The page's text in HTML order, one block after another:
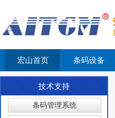
宏山首页 条码设备
技术支持
条码管理系统